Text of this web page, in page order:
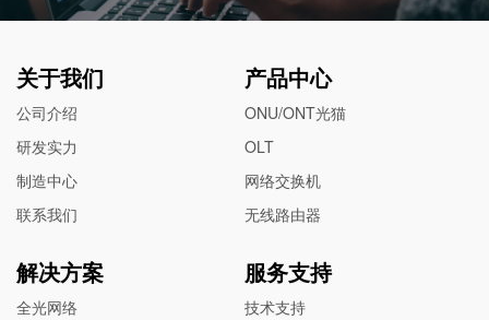
关于我们
公司介绍
研发实力
制造中心
联系我们
产品中心
ONU/ONT光猫
OLT
网络交换机
无线路由器
解决方案
全光网络
服务支持
技术支持